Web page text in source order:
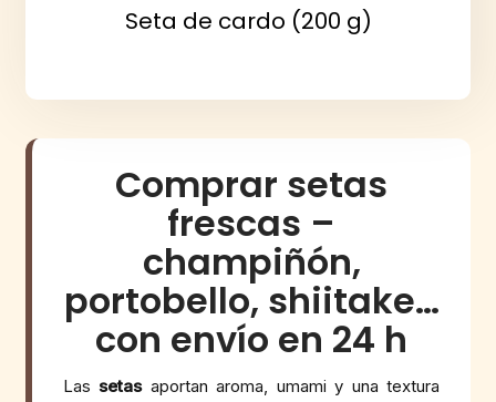
Seta de cardo (200 g)
Comprar setas
frescas –
champiñón,
portobello, shiitake…
con envío en 24 h
Lassetasaportan aroma, umami y una textura